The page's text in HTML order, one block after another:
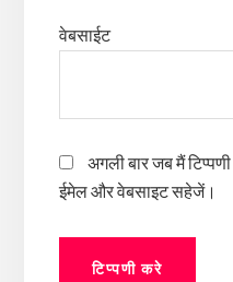
वेबसाईट
अगली बार जब मैं
ईमेल और वेबसाइट सहेजें।